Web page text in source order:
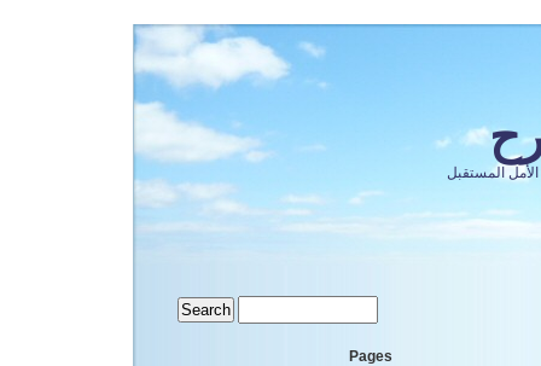
المستقبل
Pages